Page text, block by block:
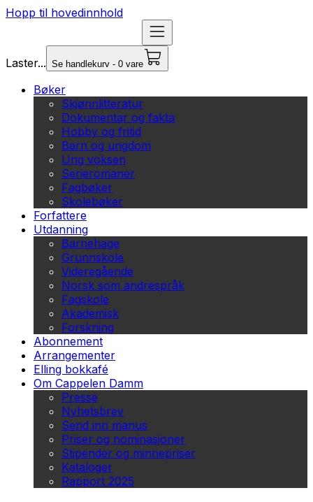
Hopp til hovedinnhold
Laster... Se handlekurv - 0 vare
Bøker
Skjønnlitteratur
Dokumentar og fakta
Hobby og fritid
Barn og ungdom
Ung voksen
Serieromaner
Fagbøker
Skolebøker
Forfattere
Utdanning
Barnehage
Grunnskole
Videregående
Norsk som andrespråk
Fagskole
Akademisk
Forskning
Abonnement
Arrangementer
Elling bokkafé
Om Cappelen Damm
Presse
Nyhetsbrev
Send inn manus
Priser og nominasjoner
Stipender og minnepriser
Kataloger
Rapport 2025